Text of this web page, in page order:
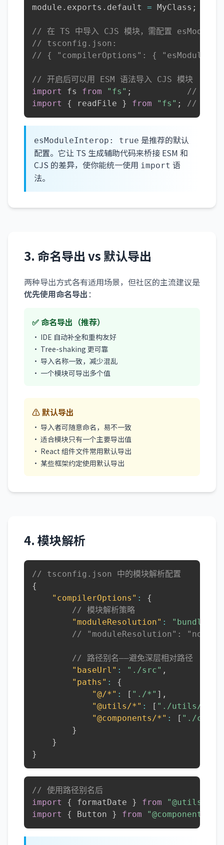
module . exports . default = MyClass ;
// 在 TS 中导入 CJS 模块，需配置
// tsconfig.json:
// { "compilerOptions": {
// 开启后可以用 ESM 语法导入 CJS 模块
import
fs from "fs" ;
// 等价
import
{ readFile } from "fs" ; // 也能
esModuleInterop: true 是推荐的默认
配置。它让 TS 生成辅助代码来桥接 ESM 和
CJS 的差异，使你能统一使用 import 语
法。
3. 命名导出 vs 默认导出
两种导出方式各有适用场景，但社区的主流建议是
优先使用命名导出 ：
✅ 命名导出（推荐）
• IDE 自动补全和重构友好
• Tree-shaking 更可靠
• 导入名称一致，减少混乱
• 一个模块可导出多个值
⚠️ 默认导出
• 导入者可随意命名，易不一致
• 适合模块只有一个主要导出值
• React 组件文件常用默认导出
• 某些框架约定使用默认导出
4. 模块解析
// tsconfig.json 中的模块解析配置
{
"compilerOptions" :
{
// 模块解析策略
"moduleResolution" : "bundler"
// "moduleResolution":
// 路径别名——避免深层相对路径
"baseUrl" : "./src" ,
"paths" :
{
"@/*" : [ "./*" ] ,
"@utils/*" : [ "./utils/*"
"@components/*" : [ "./
}
}
}
// 使用路径别名后
import
{ formatDate } from
"@utils/
import
{ Button } from "@components/